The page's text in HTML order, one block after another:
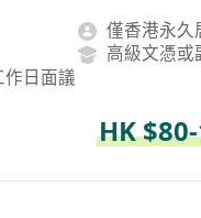
僅香港永久
高級文憑或
日面議
HK